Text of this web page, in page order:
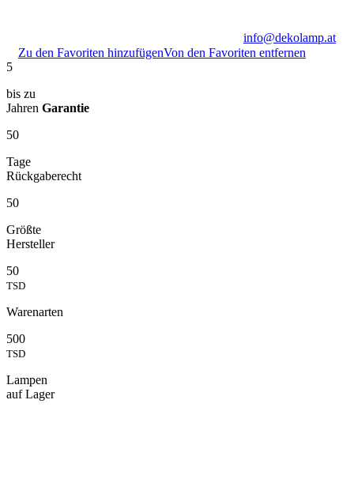
info@dekolamp.at
Zu den Favoriten hinzufügenVon den Favoriten entfernen
5
bis zu
Jahren Garantie
50
Tage
Rückgaberecht
50
Größte
Hersteller
50
TSD
Warenarten
500
TSD
Lampen
auf Lager